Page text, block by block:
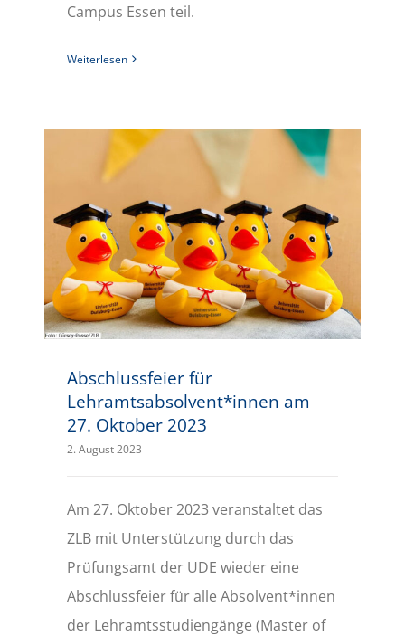
Campus Essen teil.
Weiterlesen
Abschlussfeier für
Lehramtsabsolvent*innen am
27. Oktober 2023
2. August 2023
Am 27. Oktober 2023 veranstaltet das
ZLB mit Unterstützung durch das
Prüfungsamt der UDE wieder eine
Abschlussfeier für alle Absolvent*innen
der Lehramtsstudiengänge (Master of